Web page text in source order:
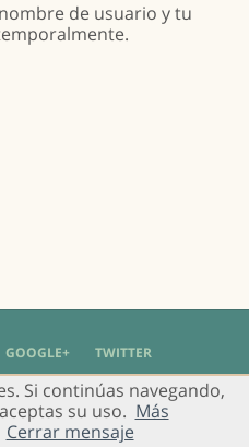
de usuario y tu
GOOGLE+ TWITTER
en Español -Política de Privacidad
Legal
Si continúas navegando,
su uso. Más
Cerrar mensaje